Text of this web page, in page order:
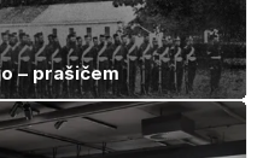
– prašičem